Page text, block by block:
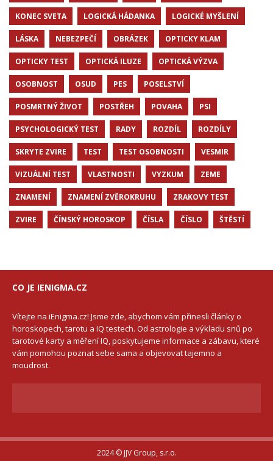
KONEC SVETA LOGICKÁ HÁDANKA LOGICKÉ MYŠLENÍ
LÁSKA NEBEZPEČÍ OBRÁZEK OPTICKY KLAM
OPTICKY TEST OPTICKÁ ILUZE OPTICKÁ VÝZVA
OSOBNOST OSUD PES POSELSTVÍ
POSMRTNÝ ŽIVOT POSTŘEH POVAHA PSI
PSYCHOLOGICKÝ TEST RADY ROZDÍL ROZDÍLY
SKRYTE ZVIRE TEST TEST OSOBNOSTI VESMIR
VIZUÁLNÍ TEST VLASTNOSTI VYZKUM ZEME
ZNAMENÍ ZNAMENÍ ZVĚROKRUHU ZRAKOVY TEST
ZVIRE ČÍNSKÝ HOROSKOP ČÍSLA ČÍSLO ŠTĚSTÍ
CO JE IENIGMA.CZ
Vítejte na iEnigma.cz! Jsme zde, abychom vám přinesli články o
horoskopech, tarotu a IQ testech. Od astrologie a výkladu snů po
tarotové karty a měření IQ, poskytujeme informace a zábavu, které
vám pomohou poznat sebe sama a objevovat tajemno a
moudrost.
2024 © JJV Group, s.r.o.